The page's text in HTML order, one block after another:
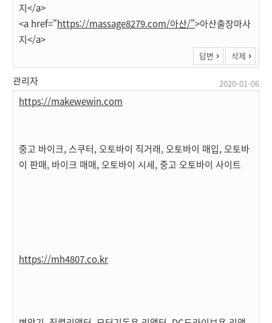
지</a>
<a href="https://massage8279.com/아산/">아산출장마사
지</a>
답변 삭제
관리자 2020-01-06
https://makewewin.com
중고 바이크, 스쿠터, 오토바이 직거래, 오토바이 매입, 오토바
이 판매, 바이크 매매, 오토바이 시세, 중고 오토바이 사이트
https://mh4807.co.kr